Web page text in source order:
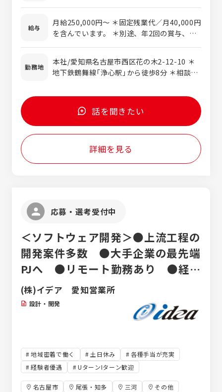
ー・季節メニューの開発の提案を行なうな
ど、単にモノを売るだけではない企画提案型
の営業活動をお任せします。
も、お待ちしています。
給与
月給250,000円～ ＊固定残業代／月40,000円
を含んでいます。 ＊別途、年2回の賞与、家
す。 ＜年収例＞ 410万円／入社3年目・31歳
550万円／入社6年目・36歳
勤務地
本社/愛知県名古屋市西区花の木2-12-10 ＊
地下鉄鶴舞線「浄心駅」から徒歩8分 ＊相談の
営業所勤務の可能性もございます。
話を聞きたい
詳細を見る
応募・選考受付中
＜ソフトウェア開発＞●上流工程の
開発案件多数 ●大手企業の最先端
PJへ ●リモート勤務あり ●経験
者優遇
(株)イデア 愛知営業所
設計・開発
地域密着で働く 土日休み
各種手当が充実
経験者優遇
UターンIターン歓迎
名古屋市 尾張・知多 三河 その他